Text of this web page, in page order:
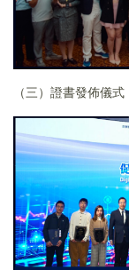
（三）證書發佈儀式